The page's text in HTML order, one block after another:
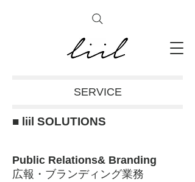
SERVICE
■ liil SOLUTIONS
Public Relations& Branding
広報・ブランディング業務